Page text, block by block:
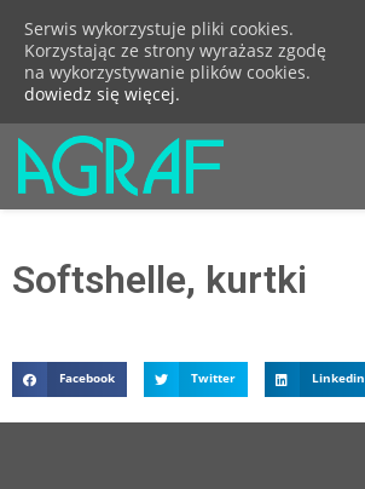
Softshelle, kurtki
Facebook Twitter Linkedin
Serwis wykorzystuje pliki cookies.
Korzystając ze strony wyrażasz zgodę
na wykorzystywanie plików cookies.
dowiedz się więcej.